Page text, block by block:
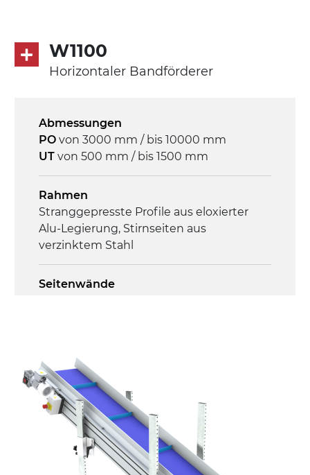
Asynchronmotor für Mehrfachspannung
230/400Vac-50Hz-3Ph
Steuerung
W1100
Horizontaler Bandförderer
Abmessungen
PO von 3000 mm / bis 10000 mm
UT von 500 mm / bis 1500 mm
Rahmen
Stranggepresste Profile aus eloxierter
Alu-Legierung, Stirnseiten aus
verzinktem Stahl
Seitenwände
Ständer
ausziehbare Elemente aus
druckgegossener Alu-Legierung, Beine
aus verzinktem Metallrohr, Stellfüße
Förderfläche
PU Oberfläche in Mattblau